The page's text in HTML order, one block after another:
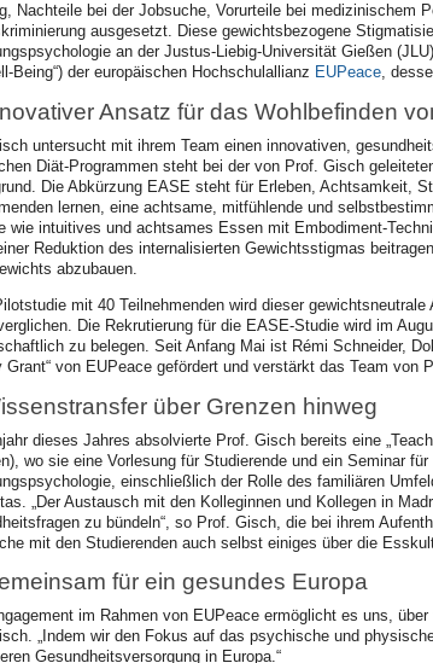
Nachteile bei der Jobsuche, Vorurteile bei medizinischem
ausgesetzt. Diese gewichtsbezogene
an der Justus-Liebig-Universität Gießen
Being“) der europäischen Hochschulallianz EUPeace,
Ansatz für das Wohlbefinden
untersucht mit ihrem Team einen innovativen,
Diät-Programmen steht bei der von Prof. Gisch
Die Abkürzung EASE steht für Erleben, Achtsamkeit,
lernen, eine achtsame, mitfühlende und
wie intuitives und achtsames Essen mit Embodiment-
Reduktion des internalisierten Gewichtsstigmas
abzubauen.
mit 40 Teilnehmenden wird dieser
Die Rekrutierung für die EASE-Studie wird im
zu belegen. Seit Anfang Mai ist Rémi Schneider,
Grant“ von EUPeace gefördert und verstärkt das Team von
über Grenzen hinweg
dieses Jahres absolvierte Prof. Gisch bereits eine
wo sie eine Vorlesung für Studierende und ein Seminar
einschließlich der Rolle des familiären
„Der Austausch mit den Kolleginnen und Kollegen in
zu bündeln“, so Prof. Gisch, die bei ihrem
mit den Studierenden auch selbst einiges über die
für ein gesundes Europa
im Rahmen von EUPeace ermöglicht es uns,
„Indem wir den Fokus auf das psychische und
Gesundheitsversorgung in Europa.“